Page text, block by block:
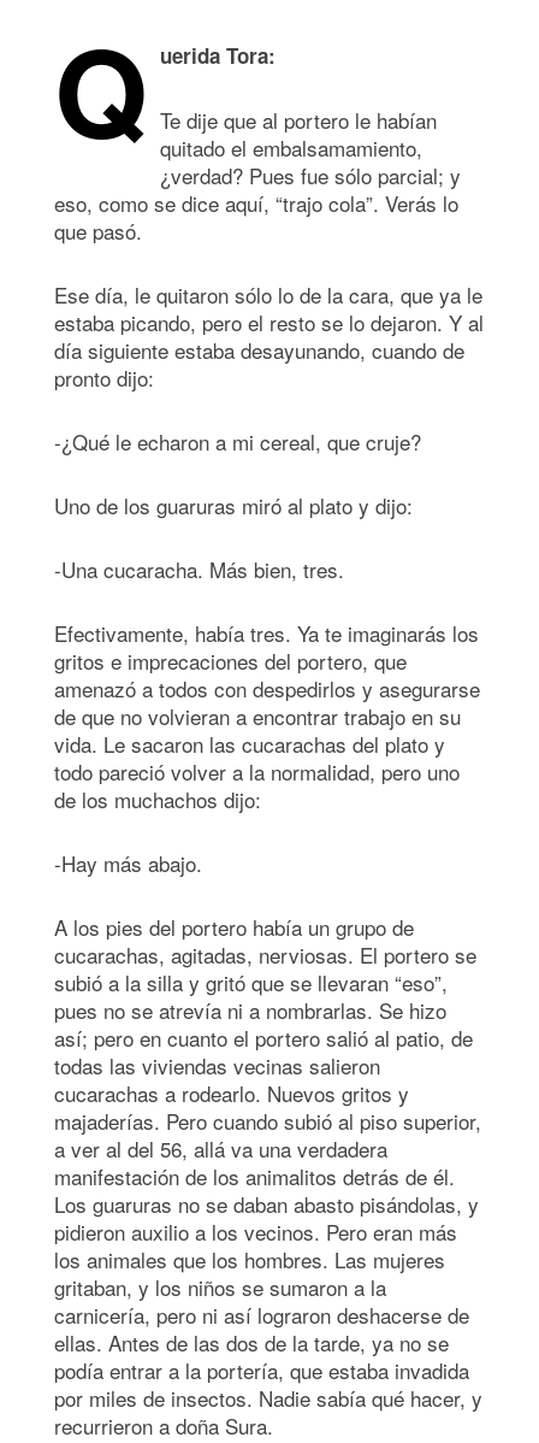
Q uerida Tora:
Te dije que al portero le habían
quitado el embalsamamiento,
¿verdad? Pues fue sólo parcial; y
eso, como se dice aquí, “trajo cola”. Verás lo
que pasó.
Ese día, le quitaron sólo lo de la cara, que ya le
estaba picando, pero el resto se lo dejaron. Y al
día siguiente estaba desayunando, cuando de
pronto dijo:
-¿Qué le echaron a mi cereal, que cruje?
Uno de los guaruras miró al plato y dijo:
-Una cucaracha. Más bien, tres.
Efectivamente, había tres. Ya te imaginarás los
gritos e imprecaciones del portero, que
amenazó a todos con despedirlos y asegurarse
de que no volvieran a encontrar trabajo en su
vida. Le sacaron las cucarachas del plato y
todo pareció volver a la normalidad, pero uno
de los muchachos dijo:
-Hay más abajo.
A los pies del portero había un grupo de
cucarachas, agitadas, nerviosas. El portero se
subió a la silla y gritó que se llevaran “eso”,
pues no se atrevía ni a nombrarlas. Se hizo
así; pero en cuanto el portero salió al patio, de
todas las viviendas vecinas salieron
cucarachas a rodearlo. Nuevos gritos y
majaderías. Pero cuando subió al piso superior,
a ver al del 56, allá va una verdadera
manifestación de los animalitos detrás de él.
Los guaruras no se daban abasto pisándolas, y
pidieron auxilio a los vecinos. Pero eran más
los animales que los hombres. Las mujeres
gritaban, y los niños se sumaron a la
carnicería, pero ni así lograron deshacerse de
ellas. Antes de las dos de la tarde, ya no se
podía entrar a la portería, que estaba invadida
por miles de insectos. Nadie sabía qué hacer, y
recurrieron a doña Sura.